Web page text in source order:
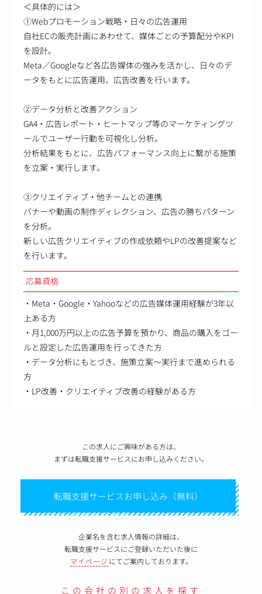
＜具体的には＞
①Webプロモーション戦略・日々の広告運用
自社ECの販売計画にあわせて、媒体ごとの予算配分やKPI
を設計。
Meta／Googleなど各広告媒体の強みを活かし、日々のデ
ータをもとに広告運用、広告改善を行います。
②データ分析と改善アクション
GA4・広告レポート・ヒートマップ等のマーケティングツ
ールでユーザー行動を可視化し分析。
分析結果をもとに、広告パフォーマンス向上に繋がる施策
を立案・実行します。
③クリエイティブ・他チームとの連携
バナーや動画の制作ディレクション、広告の勝ちパターン
を分析。
新しい広告クリエイティブの作成依頼やLPの改善提案など
を行います。
応募資格
・Meta・Google・Yahooなどの広告媒体運用経験が3年以
上ある方
・月1,000万円以上の広告予算を預かり、商品の購入をゴー
ルと設定した広告運用を行ってきた方
・データ分析にもとづき、施策立案～実行まで進められる
方
・LP改善・クリエイティブ改善の経験がある方
この求人にご興味がある方は、
まずは転職支援サービスにお申し込みください。
転職支援サービスお申し込み（無料）
企業名を含む求人情報の詳細は、
転職支援サービスにご登録いただいた後に
マイページ にてご案内しております。
この会社の別の求人を探す